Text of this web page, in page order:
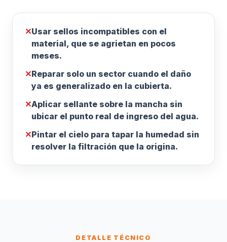
✕Usar sellos incompatibles con el
material, que se agrietan en pocos
meses.
✕Reparar solo un sector cuando el daño
ya es generalizado en la cubierta.
✕Aplicar sellante sobre la mancha sin
ubicar el punto real de ingreso del agua.
✕Pintar el cielo para tapar la humedad sin
resolver la filtración que la origina.
DETALLE TÉCNICO